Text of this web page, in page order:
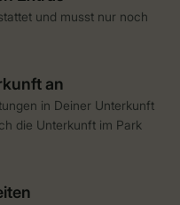
und musst nur noch
in Deiner Unterkunft
die Unterkunft im Park